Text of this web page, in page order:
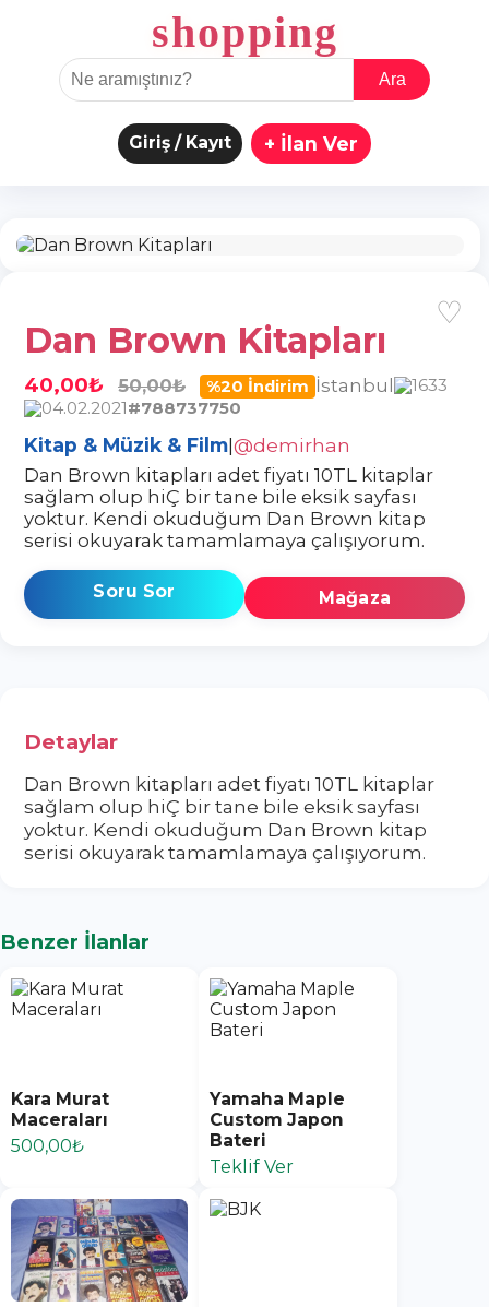
shopping
Ara
Giriş / Kayıt + İlan Ver
Dan Brown Kitapları
♡
40,00₺ 50,00₺ %20 İndirim İstanbul
1633
04.02.2021#788737750
Kitap & Müzik & Film|@demirhan
Dan Brown kitapları adet fiyatı 10TL kitaplar
sağlam olup hiÇ bir tane bile eksik sayfası
yoktur. Kendi okuduğum Dan Brown kitap
serisi okuyarak tamamlamaya çalışıyorum.
Soru Sor Mağaza
Detaylar
Dan Brown kitapları adet fiyatı 10TL kitaplar
sağlam olup hiÇ bir tane bile eksik sayfası
yoktur. Kendi okuduğum Dan Brown kitap
serisi okuyarak tamamlamaya çalışıyorum.
Benzer İlanlar
Kara Murat
Maceraları
500,00₺
Yamaha Maple
Custom Japon
Bateri
Teklif Ver